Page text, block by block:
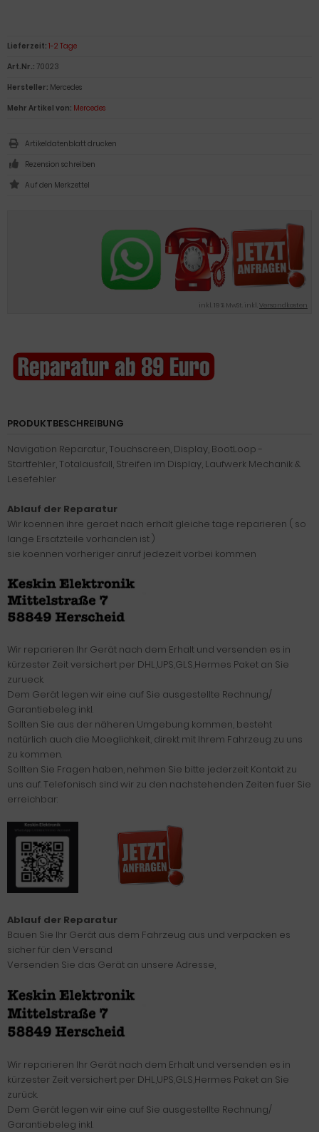
inkl. 19 % MwSt. inkl.Versandkosten
Lieferzeit: 1-2 Tage
Art.Nr.: 70023
Hersteller: Mercedes
Mehr Artikel von: Mercedes
Artikeldatenblatt drucken
Rezension schreiben
PRODUKTBESCHREIBUNG
Navigation Reparatur, Touchscreen, Display, BootLoop -
Startfehler, Totalausfall, Streifen im Display, Laufwerk Mechanik &
Lesefehler
Ablauf der Reparatur
Wir koennen ihre geraet nach erhalt gleiche tage reparieren ( so
lange Ersatzteile vorhanden ist )
sie koennen vorheriger anruf jedezeit vorbei kommen
Wir reparieren Ihr Gerät nach dem Erhalt und versenden es in
kürzester Zeit versichert per DHL,UPS,GLS,Hermes Paket an Sie
zurueck.
Dem Gerät legen wir eine auf Sie ausgestellte Rechnung/
Garantiebeleg inkl.
Sollten Sie aus der näheren Umgebung kommen, besteht
natürlich auch die Moeglichkeit, direkt mit Ihrem Fahrzeug zu uns
zu kommen.
Sollten Sie Fragen haben, nehmen Sie bitte jederzeit Kontakt zu
uns auf. Telefonisch sind wir zu den nachstehenden Zeiten fuer Sie
erreichbar:
Ablauf der Reparatur
Bauen Sie Ihr Gerät aus dem Fahrzeug aus und verpacken es
sicher für den Versand
Versenden Sie das Gerät an unsere Adresse,
Wir reparieren Ihr Gerät nach dem Erhalt und versenden es in
kürzester Zeit versichert per DHL,UPS,GLS,Hermes Paket an Sie
zurück.
Dem Gerät legen wir eine auf Sie ausgestellte Rechnung/
Garantiebeleg inkl.